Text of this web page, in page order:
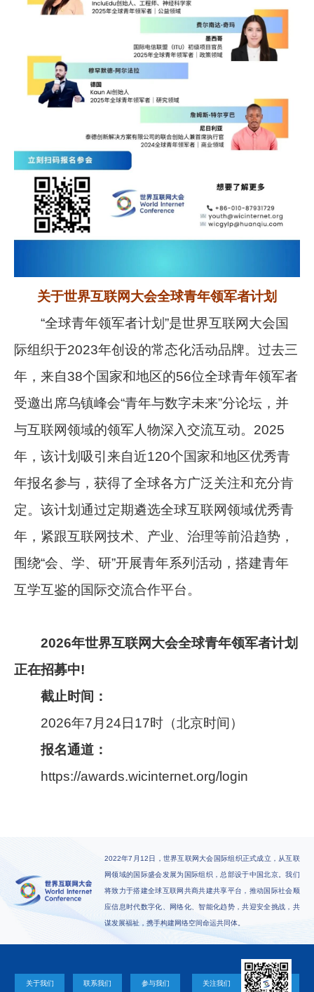
关于世界互联网大会全球青年领军者计划
“全球青年领军者计划”是世界互联网大会国
际组织于2023年创设的常态化活动品牌。过去三
年，来自38个国家和地区的56位全球青年领军者
受邀出席乌镇峰会“青年与数字未来”分论坛，并
与互联网领域的领军人物深入交流互动。2025
年，该计划吸引来自近120个国家和地区优秀青
年报名参与，获得了全球各方广泛关注和充分肯
定。该计划通过定期遴选全球互联网领域优秀青
年，紧跟互联网技术、产业、治理等前沿趋势，
围绕“会、学、研”开展青年系列活动，搭建青年
互学互鉴的国际交流合作平台。
2026年世界互联网大会全球青年领军者计划
正在招募中!
截止时间：
2026年7月24日17时（北京时间）
报名通道：
https://awards.wicinternet.org/login
2022年7月12日，世界互联网大会国际组织正式成立，从互联
网领域的国际盛会发展为国际组织，总部设于中国北京。我们
将致力于搭建全球互联网共商共建共享平台，推动国际社会顺
应信息时代数字化、网络化、智能化趋势，共迎安全挑战，共
谋发展福祉，携手构建网络空间命运共同体。
关于我们 联系我们 参与我们 关注我们